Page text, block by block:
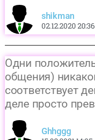
shikman
02.12.2020 20:36
Одни
общения)
соответствует
деле просто
Ghhggg